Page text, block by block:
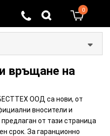
0
връщане на
ООД са нови, от
вносители и
от тази страница
срок. За гаранционно